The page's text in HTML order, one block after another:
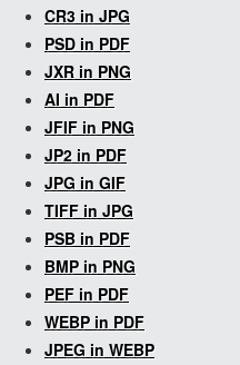
CR3 in JPG
PSD in PDF
JXR in PNG
AI in PDF
JFIF in PNG
JP2 in PDF
JPG in GIF
TIFF in JPG
PSB in PDF
BMP in PNG
PEF in PDF
WEBP in PDF
JPEG in WEBP